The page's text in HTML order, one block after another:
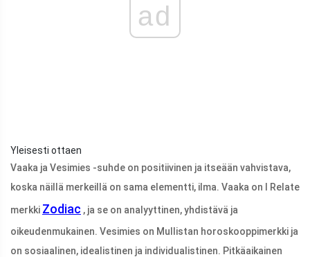
ad
Yleisesti ottaen
Vaaka ja Vesimies -suhde on positiivinen ja itseään vahvistava,
koska näillä merkeillä on sama elementti, ilma. Vaaka on I Relate
merkki Zodiac , ja se on analyyttinen, yhdistävä ja
oikeudenmukainen. Vesimies on Mullistan horoskooppimerkki ja
on sosiaalinen, idealistinen ja individualistinen. Pitkäaikainen